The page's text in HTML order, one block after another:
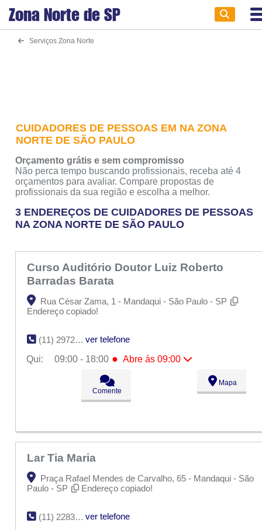
Zona Norte de SP
Serviços Zona Norte
CUIDADORES DE PESSOAS EM NA ZONA
NORTE DE SÃO PAULO
Orçamento grátis e sem compromisso
Não perca tempo buscando profissionais, receba até 4
orçamentos para avaliar. Compare propostas de
profissionais da sua região e escolha a melhor.
3 ENDEREÇOS DE CUIDADORES DE PESSOAS
NA ZONA NORTE DE SÃO PAULO
Curso Auditório Doutor Luiz Roberto
Barradas Barata
Rua César Zama, 1 - Mandaqui - São Paulo - SP
Endereço copiado!
(11) 2972-9240 / (11) 2972-9257
ver telefone
Qui:
09:00 - 18:00 ● Abre ás 09:00
09:00 - 18:00
09:00 - 18:00
09:00 - 18:00
Comente
Mapa
Lar Tia Maria
Praça Rafael Mendes de Carvalho, 65 - Mandaqui - São
Paulo - SP
Endereço copiado!
(11) 2283-6568
ver telefone